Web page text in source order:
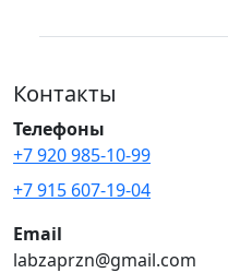
Контакты
Телефоны
+7 920 985-10-99
+7 915 607-19-04
Email
labzaprzn@gmail.com